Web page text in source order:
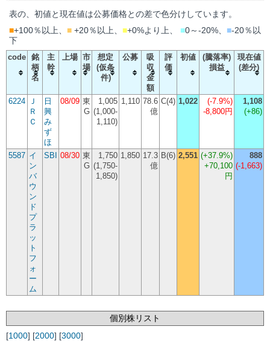
表の、初値と現在値は公募価格との差で色分けしています。
■+100％以上、 ■ +20％以上、 ■+0%より上、 ■0～-20%、 ■-20％以
下
code 銘
柄
名
主
幹
上場 市
場
想定
(仮条
件)
公募
吸
収
金
額
評
価
初値
(騰落率)
損益
現在値
(差分)
6224
Ｊ
Ｒ
Ｃ
日
興
み
ず
ほ
08/09 東
G
1,005
(1,000-
1,110)
1,110 78.6
億
C(4) 1,022 (-7.9%)
-8,800円
1,108
(+86)
5587 イ
ン
バ
ウ
ン
ド
プ
ラ
ッ
ト
フ
ォ
ー
ム
SBI 08/30 東
G
1,750
(1,750-
1,850)
1,850 17.3
億
B(6) 2,551 (+37.9%)
+70,100
円
888
(-1,663)
個別株リスト
[1000] [2000] [3000]